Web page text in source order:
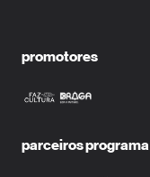
promotores
parceiros programa